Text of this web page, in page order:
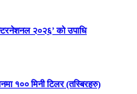
२०२६’ को उपाधि
१०० मिनी टिलर (तस्बिरहरु)